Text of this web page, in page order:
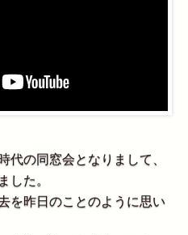
の同窓会となりまして、
した。
を昨日のことのように思い